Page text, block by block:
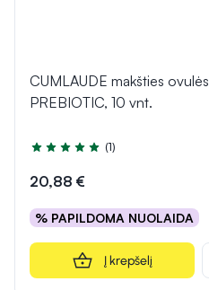
CUMLAUDE makšties ovulės
PREBIOTIC, 10 vnt.
Įvertinimas 5.0 iš 5
(1)
20,88 €
% PAPILDOMA NUOLAIDA
Į krepšelį